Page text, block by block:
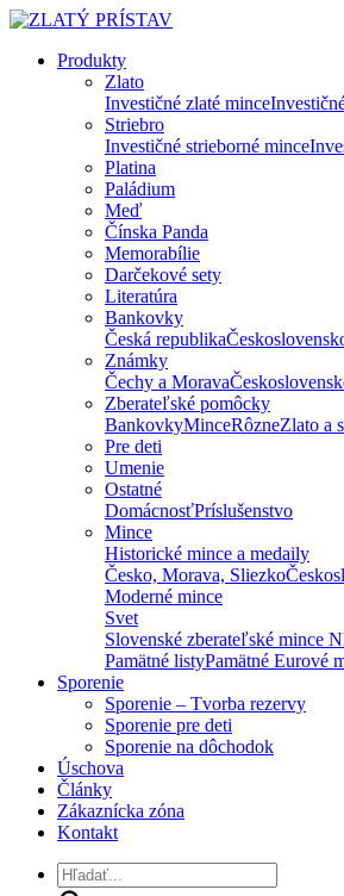
Produkty
Zlato
Investičné zlaté mince
Striebro
Investičné strieborné mince
Platina
Paládium
Meď
Čínska Panda
Memorabílie
Darčekové sety
Literatúra
Bankovky
Česká republika
Známky
Čechy a Morava
Zberateľské pomôcky
BankovkyMinceRôzneZlato a
Pre deti
Umenie
Ostatné
DomácnosťPríslušenstvo
Mince
Historické mince a medaily
Česko, Morava, Sliezko
Moderné mince
Svet
Slovenské zberateľské mince
Pamätné listyPamätné Eurové
Sporenie
Sporenie – Tvorba rezervy
Sporenie pre deti
Sporenie na dôchodok
Úschova
Články
Zákaznícka zóna
Kontakt